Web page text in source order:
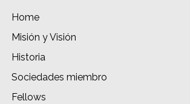
Home
Misión y Visión
Historia
Sociedades miembro
Fellows